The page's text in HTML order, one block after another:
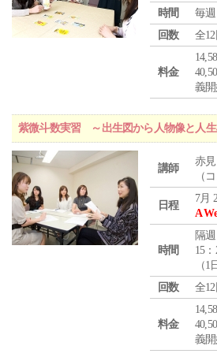
時間
毎
回数
全
料金
義開
紫微斗数実習 ～出生図から人物像と人
講師
赤
（
日程
7月
A
時間
隔
15
（1
回数
全
料金
義開